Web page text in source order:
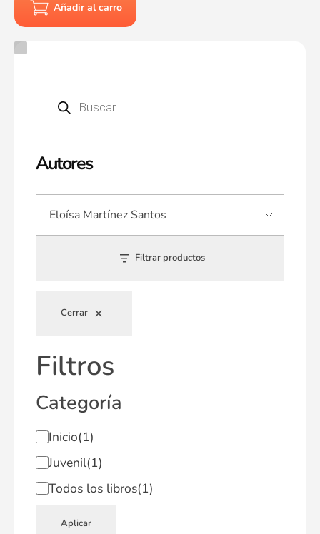
Autores
Filtrar productos
Cerrar
Filtros
Categoría
Inicio(1)
Juvenil(1)
Todos los libros(1)
Aplicar
Añadir al carro